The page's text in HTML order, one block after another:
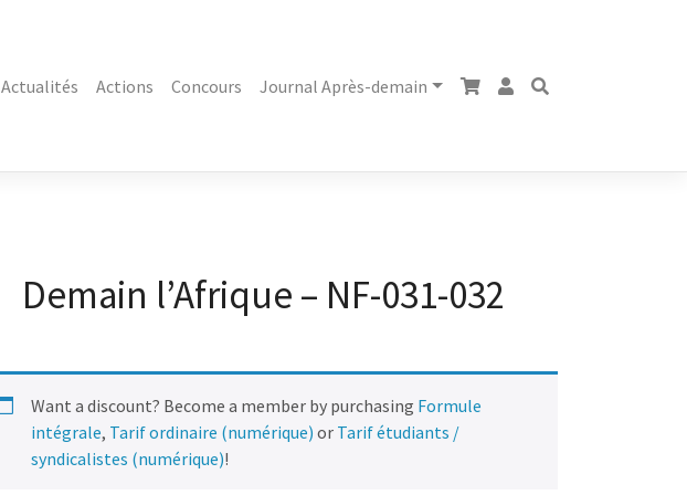
Actualités Actions Concours Journal Après-demain
Demain l’Afrique – NF-031-032
Want a discount? Become a member by purchasing Formule
intégrale, Tarif ordinaire (numérique) or Tarif étudiants /
syndicalistes (numérique)!